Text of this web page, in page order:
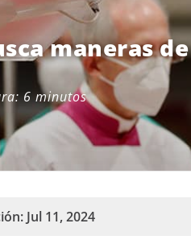
maneras
6 minutos
Jul 11, 2024